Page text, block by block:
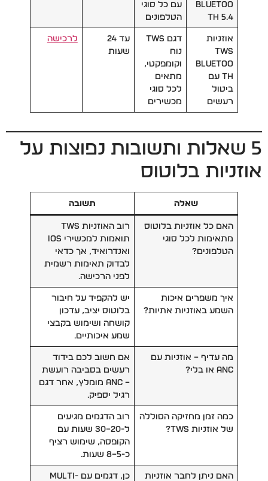
Bluetoo
th 5.4
עם כל סוגי
הטלפונים
אוזניות
TWS
Bluetoo
th עם
ביטול
רעשים
דגם TWS
נוח
וקומפקטי,
מתאים
לכל סוגי
מכשירים
עד 24
שעות
לרכישה
5 שאלות ותשובות נפוצות על
אוזניות בלוטוס
שאלה תשובה
האם כל אוזניות בלוטוס
מתאימות לכל סוגי
הטלפונים?
רוב האוזניות TWS
תואמות למכשירי iOS
ואנדרואיד, אך כדאי
לבדוק תאימות רשמית
לפני הרכישה.
איך משפרים איכות
השמע באוזניות אתיות?
יש להקפיד על חיבור
בלוטוס יציב, עדכון
קושחה ושימוש בקבצי
שמע איכותיים.
מה עדיף – אוזניות עם
ANC או בלי?
אם חשוב לכם בידוד
רעשים בסביבה רועשת
– ANC מומלץ, אחר דגם
רגיל יספיק.
כמה זמן מחזיקה הסוללה
של אוזניות TWS?
רוב הדגמים מגיעים
ל-20–30 שעות עם
הקופסה, שימוש רציף
כ-5–8 שעות.
האם ניתן לחבר אוזניות
כן, דגמים עם Multi-